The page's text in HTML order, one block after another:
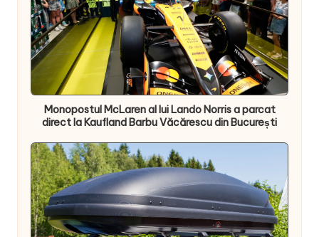
Monopostul McLaren al lui Lando Norris a parcat
direct la Kaufland Barbu Văcărescu din București